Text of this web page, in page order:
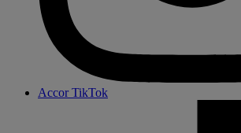
Accor TikTok